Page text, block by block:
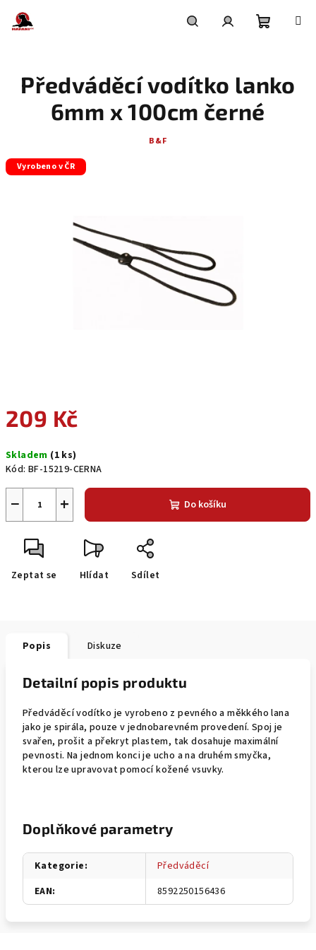
obsah
košík
209 Kč
cena:
Skladem (1 ks)
Kód: BF-15219-CERNA
+
− Do košíku
Zeptat se Hlídat Sdílet
Předváděcí vodítko lanko
6mm x 100cm černé
B&F
Vyrobeno v ČR
Popis Diskuze
Detailní popis produktu
Předváděcí vodítko je vyrobeno z pevného a měkkého lana
jako je spirála, pouze v jednobarevném provedení. Spoj je
svařen, prošit a překryt plastem, tak dosahuje maximální
pevnosti. Na jednom konci je ucho a na druhém smyčka,
kterou lze upravovat pomocí kožené vsuvky.
Doplňkové parametry
Kategorie:
Předváděcí
EAN: 8592250156436